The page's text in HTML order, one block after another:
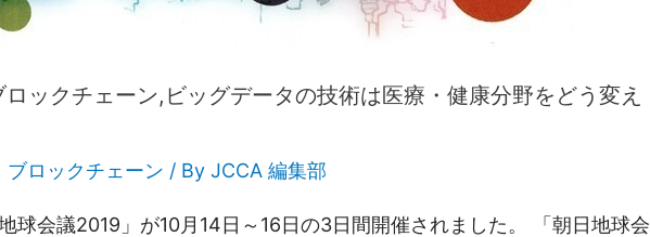
ックチェーン,ビッグデータの技術は医療・健康分野をどう変え
ブロックチェーン / By JCCA 編集部
球会議2019」が10月14日～16日の3日間開催されました。 「朝日地球会